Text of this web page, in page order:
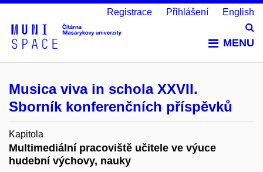
MENU
Registrace Přihlášení English
Musica viva in schola XXVII.
Sborník konferenčních příspěvků
Kapitola
Multimediální pracoviště učitele ve výuce
hudební výchovy, nauky